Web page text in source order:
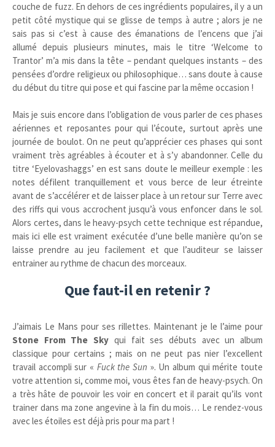
couche de fuzz. En dehors de ces ingrédients populaires, il y a un
petit côté mystique qui se glisse de temps à autre ; alors je ne
sais pas si c’est à cause des émanations de l’encens que j’ai
allumé depuis plusieurs minutes, mais le titre ‘Welcome to
Trantor’ m’a mis dans la tête – pendant quelques instants – des
pensées d’ordre religieux ou philosophique… sans doute à cause
du début du titre qui pose et qui fascine par la même occasion !
Mais je suis encore dans l’obligation de vous parler de ces phases
aériennes et reposantes pour qui l’écoute, surtout après une
journée de boulot. On ne peut qu’apprécier ces phases qui sont
vraiment très agréables à écouter et à s’y abandonner. Celle du
titre ‘Eyelovashaggs’ en est sans doute le meilleur exemple : les
notes défilent tranquillement et vous berce de leur étreinte
avant de s’accélérer et de laisser place à un retour sur Terre avec
des riffs qui vous accrochent jusqu’à vous enfoncer dans le sol.
Alors certes, dans le heavy-psych cette technique est répandue,
mais ici elle est vraiment exécutée d’une belle manière qu’on se
laisse prendre au jeu facilement et que l’auditeur se laisser
entrainer au rythme de chacun des morceaux.
Que faut-il en retenir ?
J’aimais Le Mans pour ses rillettes. Maintenant je le l’aime pour
Stone From The Sky qui fait ses débuts avec un album
classique pour certains ; mais on ne peut pas nier l’excellent
travail accompli sur « Fuck the Sun ». Un album qui mérite toute
votre attention si, comme moi, vous êtes fan de heavy-psych. On
a très hâte de pouvoir les voir en concert et il parait qu’ils vont
trainer dans ma zone angevine à la fin du mois… Le rendez-vous
avec les étoiles est déjà pris pour ma part !